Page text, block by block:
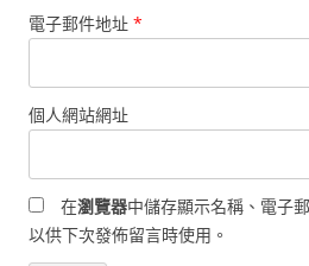
電子郵件地址 *
個人網站網址
在瀏覽器中儲存顯示名稱、電子
以供下次發佈留言時使用。